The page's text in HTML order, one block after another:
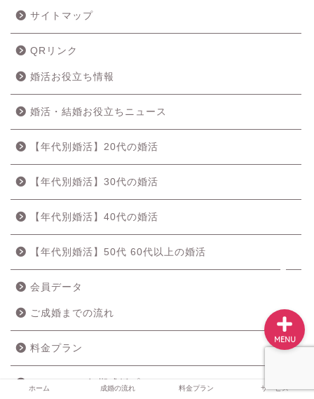
サイトマップ
QRリンク
婚活お役立ち情報
婚活・結婚お役立ちニュース
【年代別婚活】20代の婚活
【年代別婚活】30代の婚活
【年代別婚活】40代の婚活
【年代別婚活】50代 60代以上の婚活
会員データ
ご成婚までの流れ
料金プラン
Marictionの短期成婚プラン
ホーム 成婚の流れ 料金プラン サービス
MENU